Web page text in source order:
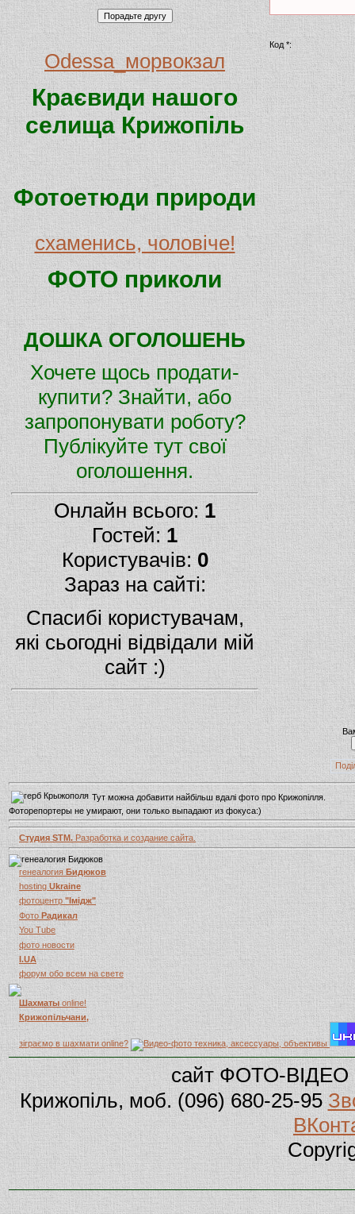
Odessa_морвокзал
Краєвиди нашого
селища Крижопіль
Фотоетюди природи
схаменись, чоловіче!
ФОТО приколи
ДОШКА ОГОЛОШЕНЬ
Хочете щось продати-
купити? Знайти, або
запропонувати роботу?
Публікуйте тут свої
оголошення.
Онлайн всього:1
Гостей:1
Користувачів:0
Зараз на сайті:
Спасибі користувачам,
які сьогодні відвідали мій
сайт :)
Код *:
Тут можна добавити найбільш вдалі фото про Крижопілля.
Фоторепортеры не умирают, они только выпадают из фокуса:)
Студия STM.Разработка и создание сайта.
генеалогия Бидюков
hostingUkraine
фотоцентр"Імідж"
Фото Радикал
You Tube
фото новости
I.UA
форум обо всем на свете
Шахматы online!
Крижопільчани,
зіграємо в шахмати online?
сайт ФОТО-ВІДЕО
Крижопіль, моб. (096) 680-25-95